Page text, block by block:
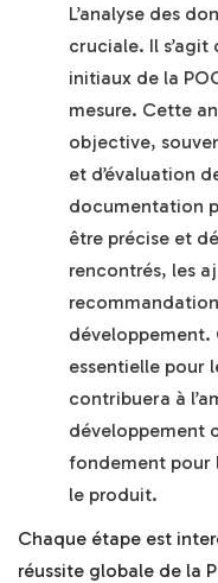
L’analyse des
cruciale. Il
initiaux de la
mesure. Cette
objective,
et d’évaluation
documentation
être précise et
rencontrés, les
essentielle pour
contribuera à
développement
fondement pour
le produit.
Chaque étape est
réussite globale de la